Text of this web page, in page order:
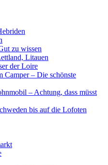
zu wissen
Litauen
der Loire
Camper – Die schönste
– Achtung, dass müsst
bis auf die Lofoten